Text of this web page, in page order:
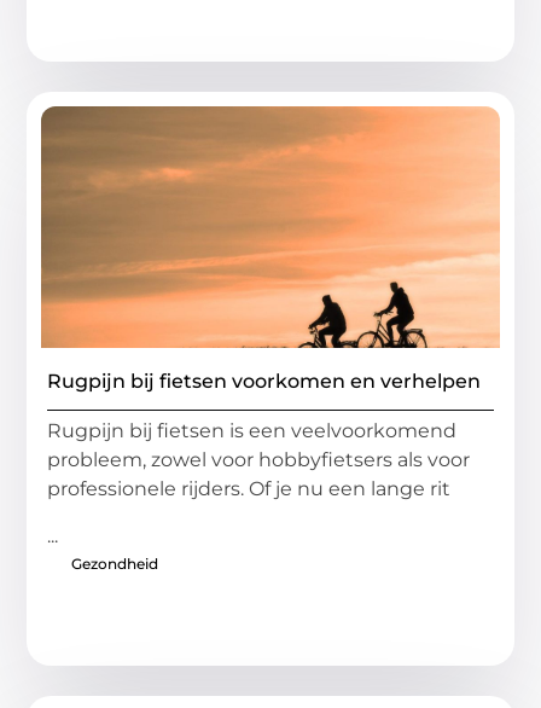
Rugpijn bij fietsen voorkomen en verhelpen
Rugpijn bij fietsen is een veelvoorkomend
probleem, zowel voor hobbyfietsers als voor
professionele rijders. Of je nu een lange rit
...
Gezondheid